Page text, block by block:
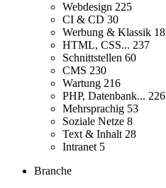
Webdesign 225
CI & CD 30
Werbung & Klassik 18
HTML, CSS... 237
Schnittstellen 60
CMS 230
Wartung 216
PHP, Datenbank... 226
Mehrsprachig 53
Soziale Netze 8
Text & Inhalt 28
Intranet 5
Branche